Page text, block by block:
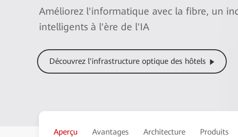
Améliorez l'informatique avec la fibre, un
intelligents à l'ère de l'IA
Découvrez l'infrastructure optique des hôtels
Aperçu Avantages Architecture Produits